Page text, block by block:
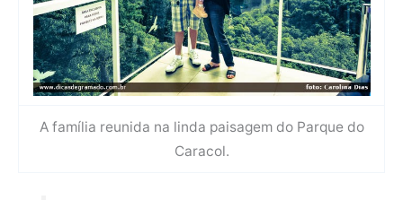
A família reunida na linda paisagem do Parque do
Caracol.